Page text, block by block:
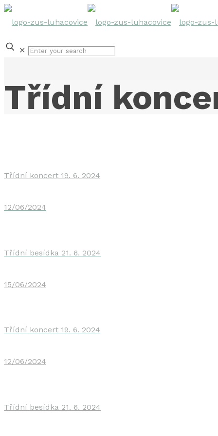
✕
Třídní
Třídní koncert 19. 6. 2024
12/06/2024
Třídní besídka 21. 6. 2024
15/06/2024
Třídní koncert 19. 6. 2024
12/06/2024
Třídní besídka 21. 6. 2024